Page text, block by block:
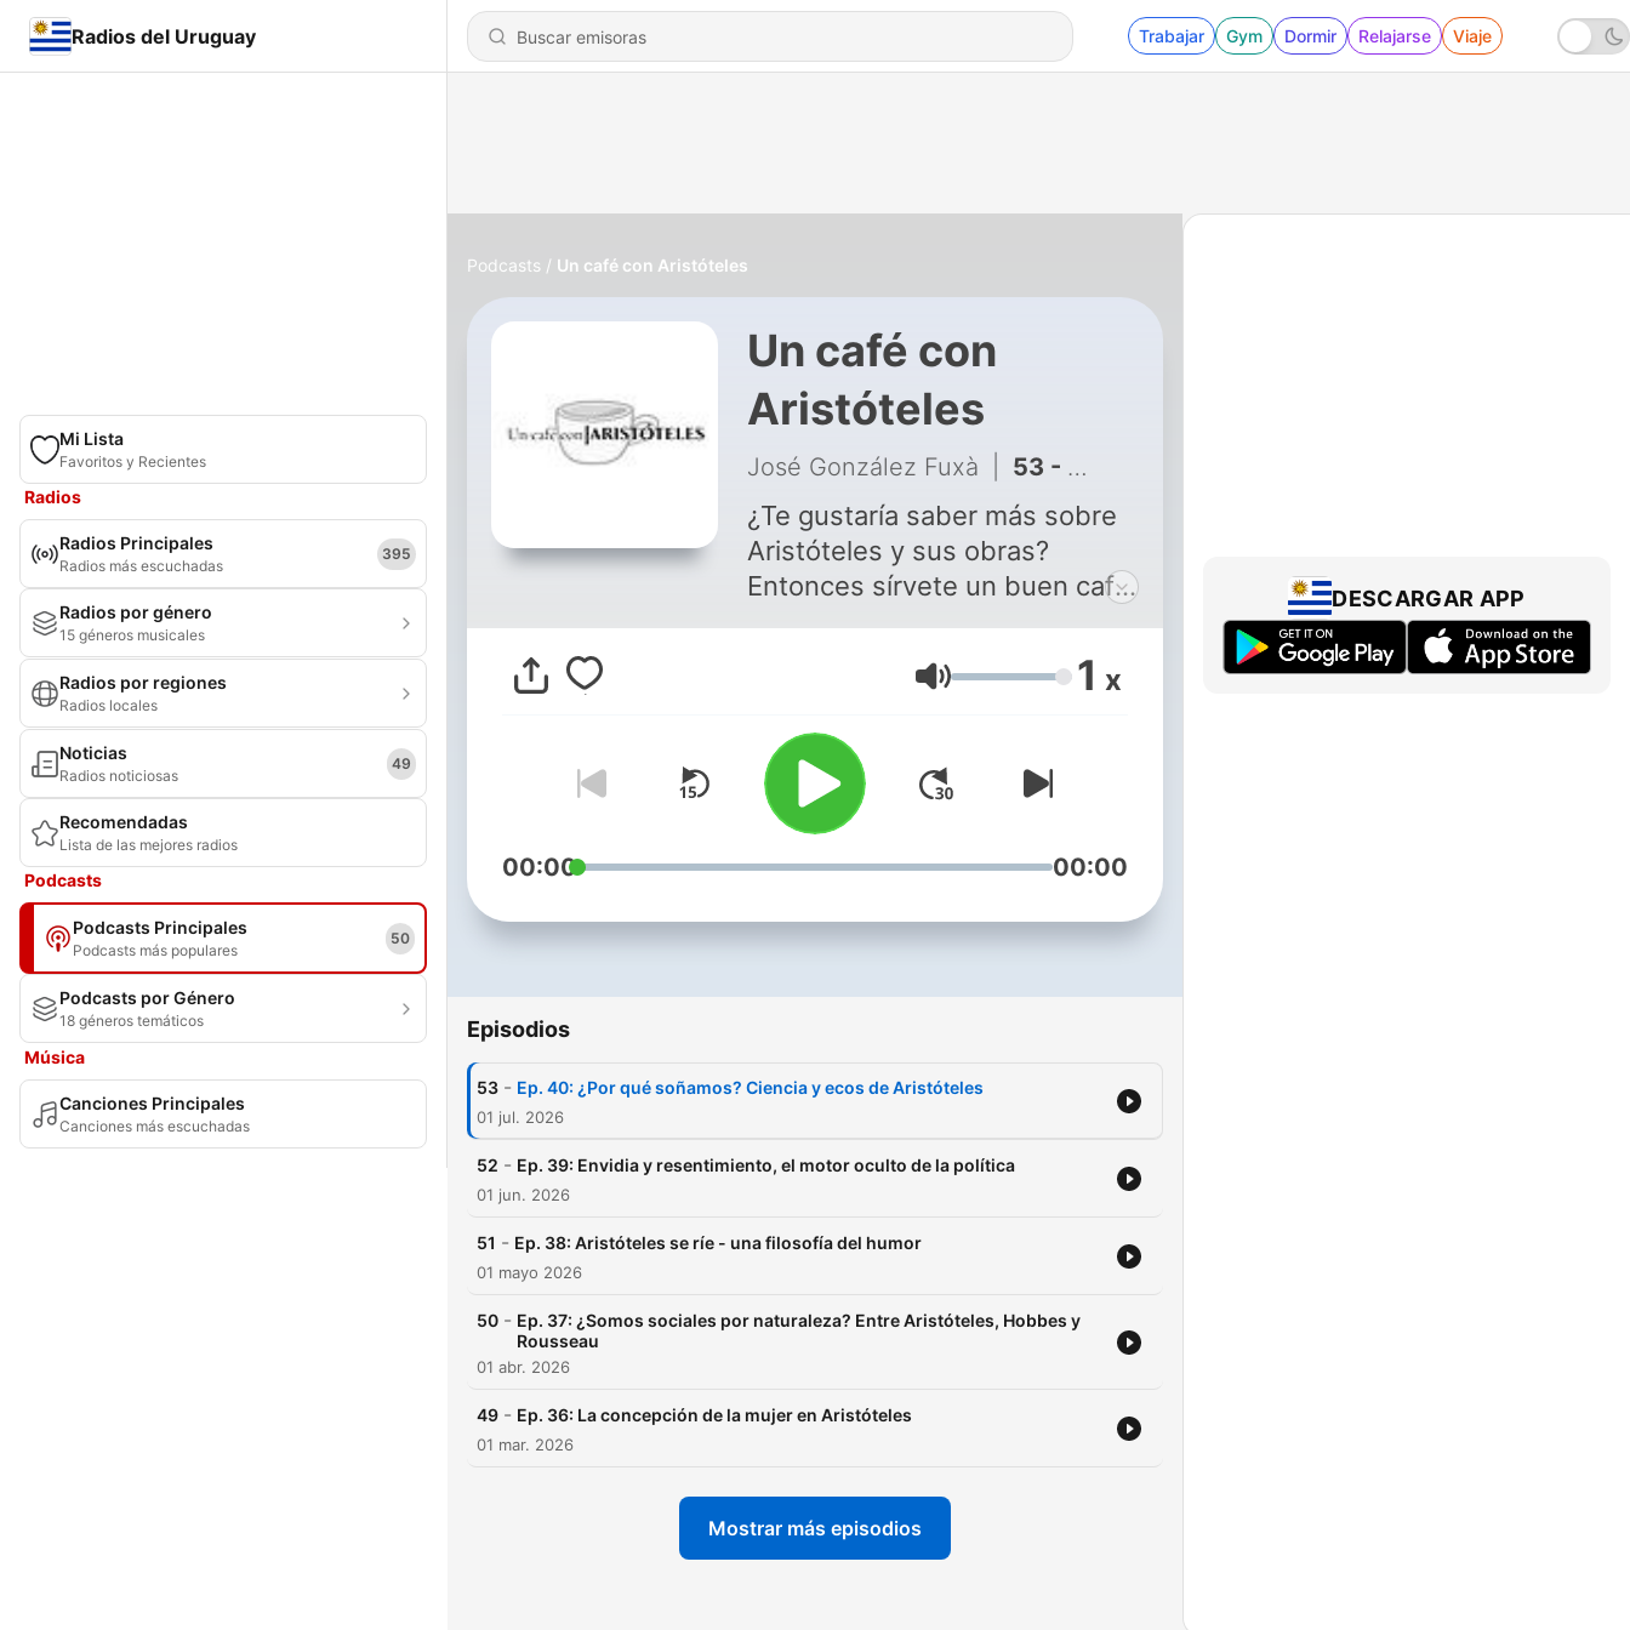
Radios del Uruguay Trabajar Gym Dormir Relajarse Viaje
Mi Lista
Favoritos y Recientes
Radios
Radios Principales
Radios más escuchadas
395
Radios por género
15 géneros musicales
Radios por regiones
Radios locales
Noticias
Radios noticiosas
49
Recomendadas
Lista de las mejores radios
Podcasts
Podcasts Principales
Podcasts más populares
50
Podcasts por Género
18 géneros temáticos
Música
Canciones Principales
Canciones más escuchadas
Podcasts Un café con Aristóteles
Un café con
Aristóteles
José González Fuxà 53 - Ep. 40: ¿Por qué soñamos? Ciencia y ecos de Aristóteles
¿Te gustaría saber más sobre
Aristóteles y sus obras?
Entonces sírvete un buen café
y acompáñame en este
podcast dedicado al filósofo
Volumen 1 x
00:00 00:00
Episodios
53 - Ep. 40: ¿Por qué soñamos? Ciencia y ecos de Aristóteles
01 jul. 2026
52 - Ep. 39: Envidia y resentimiento, el motor oculto de la política
01 jun. 2026
51 - Ep. 38: Aristóteles se ríe - una filosofía del humor
01 mayo 2026
50 - Ep. 37: ¿Somos sociales por naturaleza? Entre Aristóteles, Hobbes y
Rousseau
01 abr. 2026
49 - Ep. 36: La concepción de la mujer en Aristóteles
01 mar. 2026
Mostrar más episodios
DESCARGAR APP